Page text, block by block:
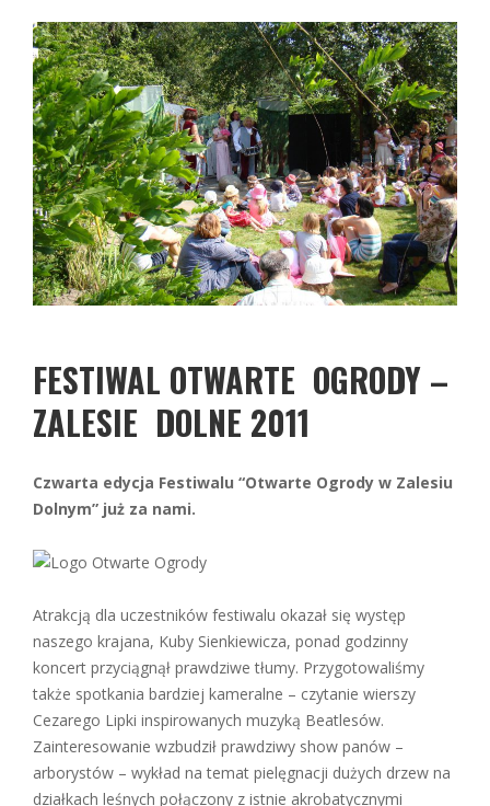
FESTIWAL OTWARTE OGRODY –
ZALESIE DOLNE 2011
Czwarta edycja Festiwalu “Otwarte Ogrody w Zalesiu
Dolnym” już za nami.
Atrakcją dla uczestników festiwalu okazał się występ
naszego krajana, Kuby Sienkiewicza, ponad godzinny
koncert przyciągnął prawdziwe tłumy. Przygotowaliśmy
także spotkania bardziej kameralne – czytanie wierszy
Cezarego Lipki inspirowanych muzyką Beatlesów.
Zainteresowanie wzbudził prawdziwy show panów –
arborystów – wykład na temat pielęgnacji dużych drzew na
działkach leśnych połączony z istnie akrobatycznymi